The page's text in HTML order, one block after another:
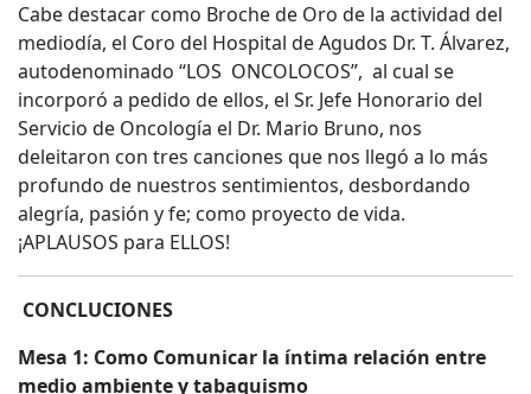
Cabe destacar como Broche de Oro de la actividad del
mediodía, el Coro del Hospital de Agudos Dr. T. Álvarez,
autodenominado “LOS ONCOLOCOS”, al cual se
incorporó a pedido de ellos, el Sr. Jefe Honorario del
Servicio de Oncología el Dr. Mario Bruno, nos
deleitaron con tres canciones que nos llegó a lo más
profundo de nuestros sentimientos, desbordando
alegría, pasión y fe; como proyecto de vida.
¡APLAUSOS para ELLOS!
CONCLUCIONES
Mesa 1: Como Comunicar la íntima relación entre
medio ambiente y tabaquismo